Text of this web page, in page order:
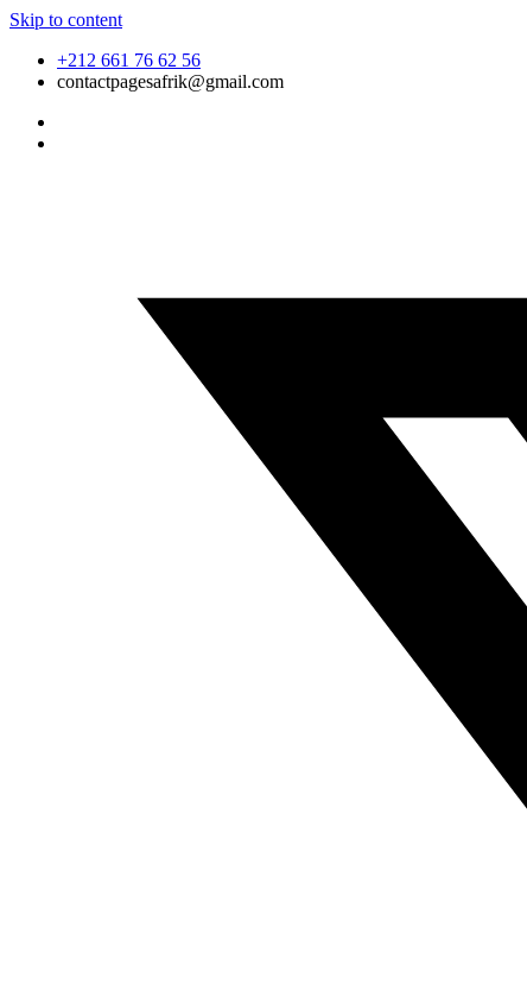
Skip to content
+212 661 76 62 56
contactpagesafrik@gmail.com